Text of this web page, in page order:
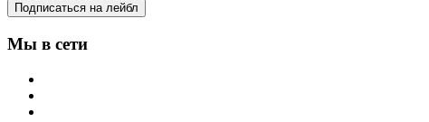
Подписаться на лейбл
Мы в сети